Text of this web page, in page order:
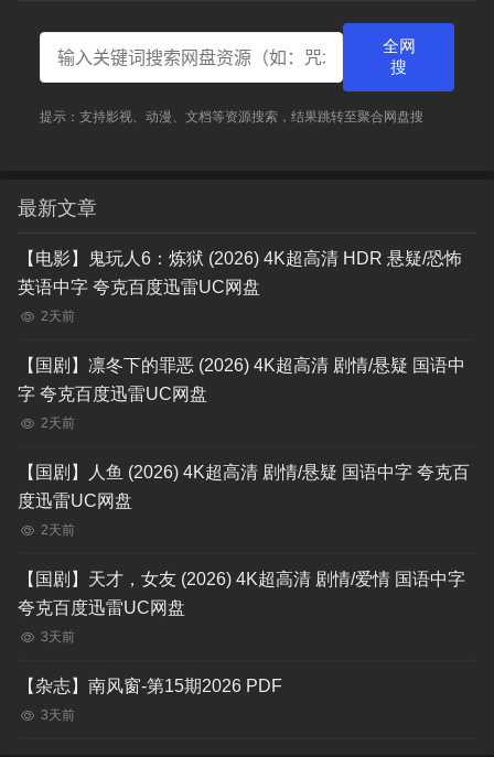
全网
搜
提示：支持影视、动漫、文档等资源搜索，结果跳转至聚合网盘搜
最新文章
【电影】鬼玩人6：炼狱 (2026) 4K超高清 HDR 悬疑/恐怖
英语中字 夸克百度迅雷UC网盘
2天前
【国剧】凛冬下的罪恶 (2026) 4K超高清 剧情/悬疑 国语中
字 夸克百度迅雷UC网盘
2天前
【国剧】人鱼 (2026) 4K超高清 剧情/悬疑 国语中字 夸克百
度迅雷UC网盘
2天前
【国剧】天才，女友 (2026) 4K超高清 剧情/爱情 国语中字
夸克百度迅雷UC网盘
3天前
【杂志】南风窗-第15期2026 PDF
3天前